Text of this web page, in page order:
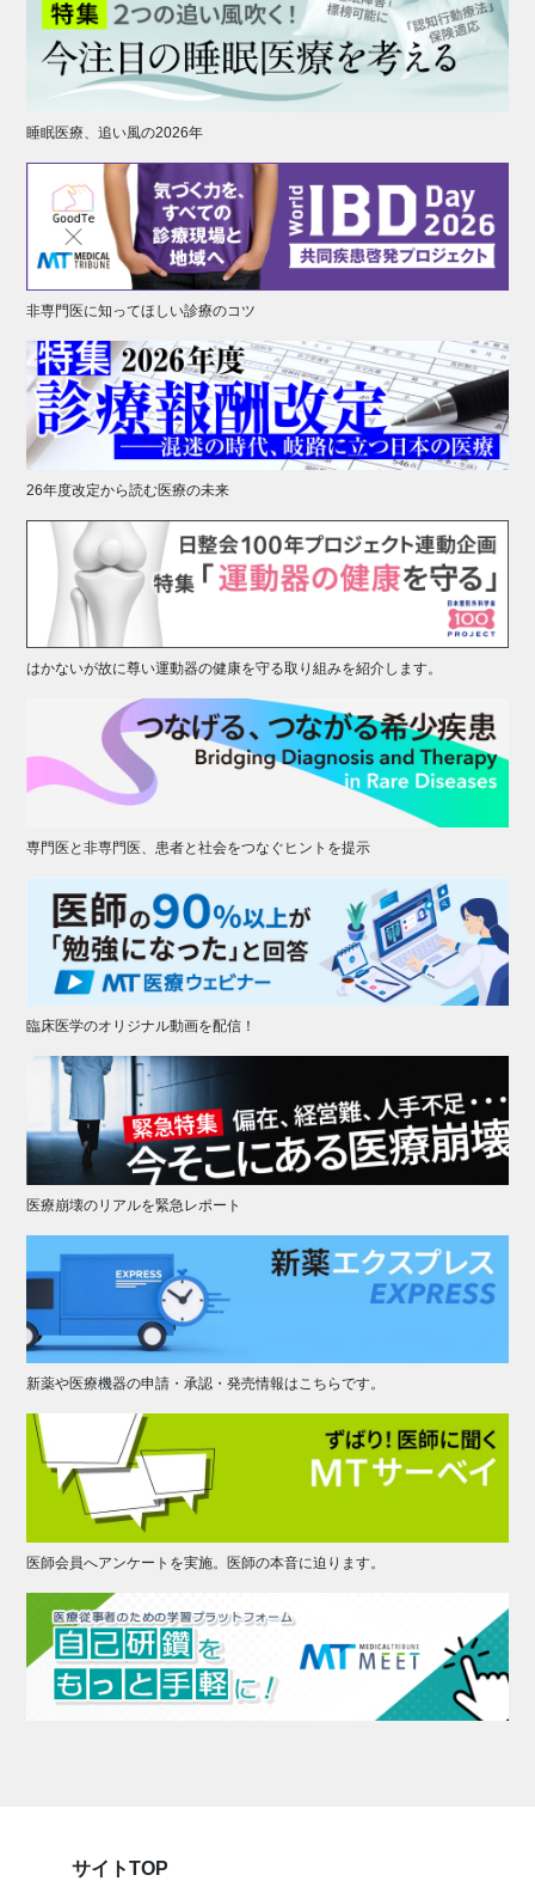
睡眠医療、追い風の2026年
非専門医に知ってほしい診療のコツ
26年度改定から読む医療の未来
はかないが故に尊い運動器の健康を守る取り組みを紹介します。
専門医と非専門医、患者と社会をつなぐヒントを提示
臨床医学のオリジナル動画を配信！
医療崩壊のリアルを緊急レポート
新薬や医療機器の申請・承認・発売情報はこちらです。
医師会員へアンケートを実施。医師の本音に迫ります。
サイトTOP